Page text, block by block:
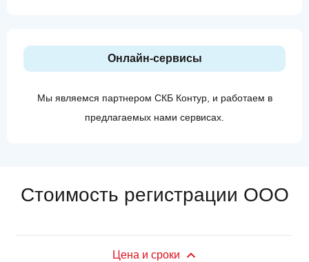
Онлайн-сервисы
Мы являемся партнером СКБ Контур, и работаем в
предлагаемых нами сервисах.
Стоимость регистрации ООО
Цена и сроки